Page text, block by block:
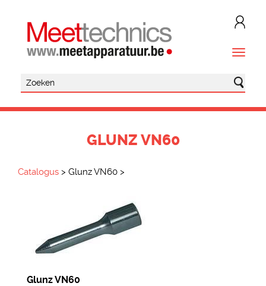
GLUNZ VN60
Catalogus > Glunz VN60 >
Glunz VN60